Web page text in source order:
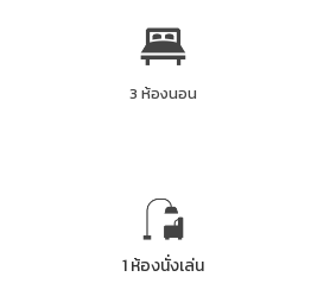
3 ห้องนอน
1 ห้องนั่งเล่น